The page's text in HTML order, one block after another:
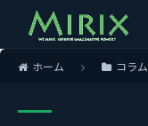
ホーム コラム